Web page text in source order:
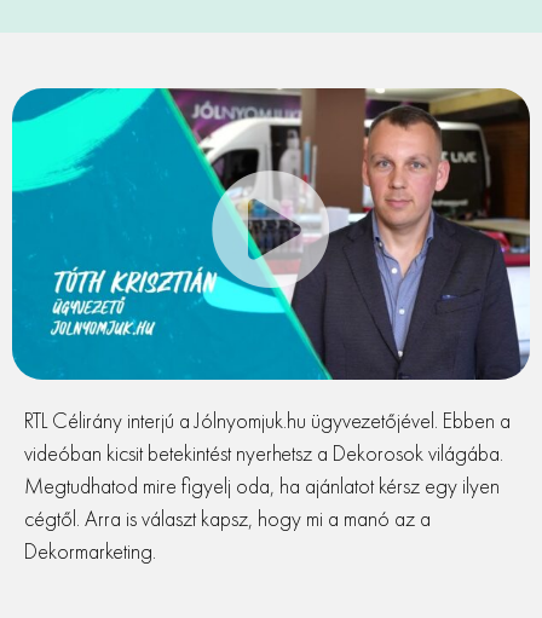
RTL Célirány interjú a Jólnyomjuk.hu ügyvezetőjével. Ebben a
videóban kicsit betekintést nyerhetsz a Dekorosok világába.
Megtudhatod mire figyelj oda, ha ajánlatot kérsz egy ilyen
cégtől. Arra is választ kapsz, hogy mi a manó az a
Dekormarketing.